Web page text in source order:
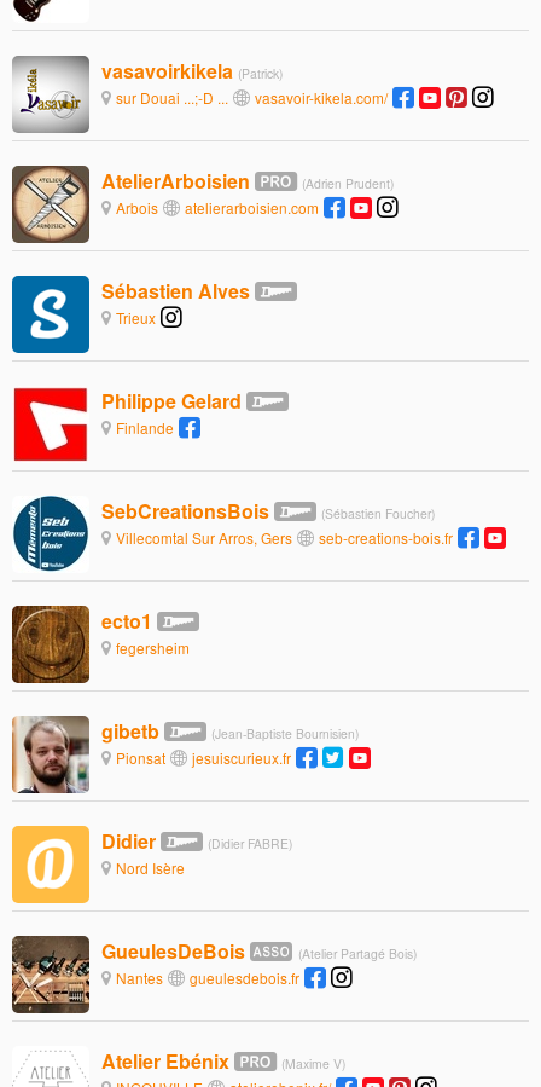
vasavoirkikela (Patrick)
sur Douai ...;-D ... vasavoir-kikela.com/
AtelierArboisien (Adrien Prudent)
Arbois atelierarboisien.com
Sébastien Alves
Trieux
Philippe Gelard
Finlande
SebCreationsBois (Sébastien Foucher)
Villecomtal Sur Arros, Gers seb-creations-bois.fr
ecto1
fegersheim
gibetb (Jean-Baptiste Bournisien)
Pionsat jesuiscurieux.fr
Didier (Didier FABRE)
Nord Isère
GueulesDeBois (Atelier Partagé Bois)
Nantes gueulesdebois.fr
Atelier Ebénix (Maxime V)